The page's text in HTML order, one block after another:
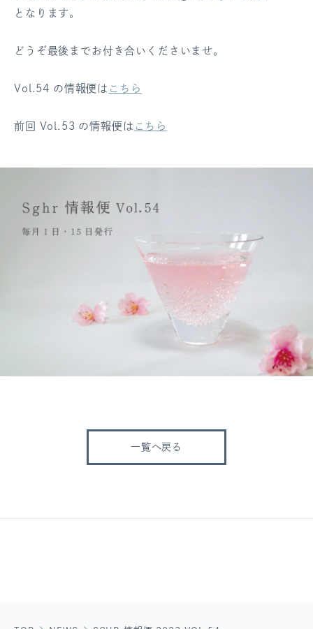
となります。
どうぞ最後までお付き合いくださいませ。
Vol.54 の情報便は こちら
前回 Vol.53 の情報便は こちら
一覧へ戻る